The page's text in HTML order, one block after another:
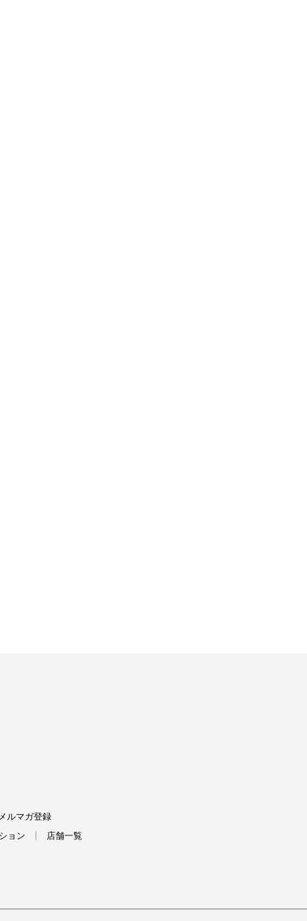
メルマガ登録
ョン 店舗一覧